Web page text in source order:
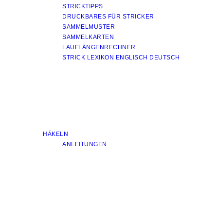
STRICKTIPPS
DRUCKBARES FÜR STRICKER
SAMMELMUSTER
SAMMELKARTEN
LAUFLÄNGENRECHNER
STRICK LEXIKON ENGLISCH DEUTSCH
HÄKELN
ANLEITUNGEN